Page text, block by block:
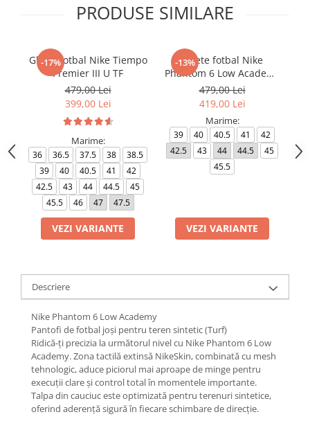
PRODUSE SIMILARE
-17%
Ghete fotbal Nike Tiempo
Premier III U TF
479,00 Lei
399,00 Lei
Marime:
36 36.5 37.5 38
38.5
39
40 40.5 41
42
42.5
43 44 44.5
45
45.5
46 47 47.5
VEZI VARIANTE
-13%
Ghete fotbal Nike
Phantom 6 Low Academy
TF NU3
479,00 Lei
419,00 Lei
Marime:
39 40 40.5 41
42
42.5
43 44 44.5
45
45.5
VEZI VARIANTE
Descriere
Nike Phantom 6 Low Academy
Pantofi de fotbal joși pentru teren sintetic (Turf)
Ridică-ți precizia la următorul nivel cu Nike Phantom 6 Low
Academy. Zona tactilă extinsă NikeSkin, combinată cu mesh
tehnologic, aduce piciorul mai aproape de minge pentru
execuții clare și control total în momentele importante.
Talpa din cauciuc este optimizată pentru terenuri sintetice,
oferind aderență sigură în fiecare schimbare de direcție.